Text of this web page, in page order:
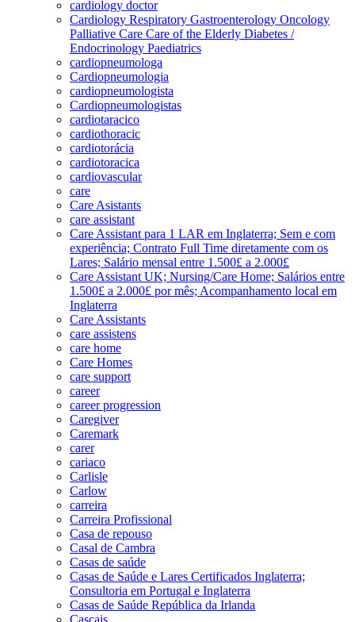
cardiology doctor
Cardiology Respiratory Gastroenterology Oncology
Palliative Care Care of the Elderly Diabetes /
Endocrinology Paediatrics
cardiopneumologa
Cardiopneumologia
cardiopneumologista
Cardiopneumologistas
cardiotaracico
cardiothoracic
cardiotorácia
cardiotoracica
cardiovascular
care
Care Asistants
care assistant
Care Assistant para 1 LAR em Inglaterra; Sem e com
experiência; Contrato Full Time diretamente com os
Lares; Salário mensal entre 1.500£ a 2.000£
Care Assistant UK; Nursing/Care Home; Salários entre
1.500£ a 2.000£ por mês; Acompanhamento local em
Inglaterra
Care Assistants
care assistens
care home
Care Homes
care support
career
career progression
Caregiver
Caremark
carer
cariaco
Carlisle
Carlow
carreira
Carreira Profissional
Casa de repouso
Casal de Cambra
Casas de saúde
Casas de Saúde e Lares Certificados Inglaterra;
Consultoria em Portugal e Inglaterra
Casas de Saúde República da Irlanda
Cascais